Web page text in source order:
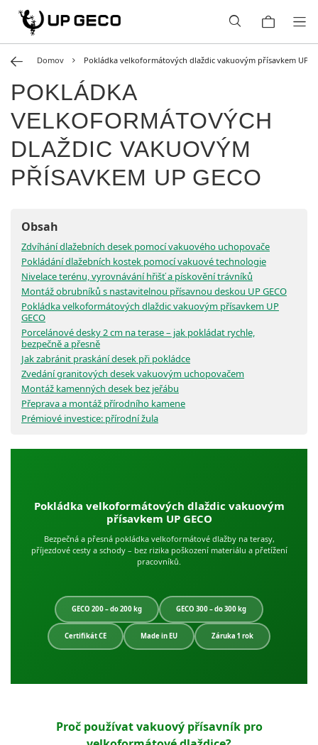
Domov Pokládka velkoformátových dlaždic vakuovým přísavkem UP
POKLÁDKA
VELKOFORMÁTOVÝCH
DLAŽDIC VAKUOVÝM
PŘÍSAVKEM UP GECO
Obsah
Zdvíhání dlažebních desek pomocí vakuového uchopovače
Pokládání dlažebních kostek pomocí vakuové technologie
Nivelace terénu, vyrovnávání hřišť a pískovění trávníků
Montáž obrubníků s nastavitelnou přísavnou deskou UP GECO
Pokládka velkoformátových dlaždic vakuovým přísavkem UP
GECO
Porcelánové desky 2 cm na terase – jak pokládat rychle,
bezpečně a přesně
Jak zabránit praskání desek při pokládce
Zvedání granitových desek vakuovým uchopovačem
Montáž kamenných desek bez jeřábu
Přeprava a montáž přírodního kamene
Prémiové investice: přírodní žula
Pokládka velkoformátových dlaždic vakuovým
přísavkem UP GECO
Bezpečná a přesná pokládka velkoformátové dlažby na terasy,
příjezdové cesty a schody – bez rizika poškození materiálu a přetížení
pracovníků.
GECO 200 – do 200 kg GECO 300 – do 300 kg
Certifikát CE Made in EU Záruka 1 rok
Proč používat vakuový přísavník pro